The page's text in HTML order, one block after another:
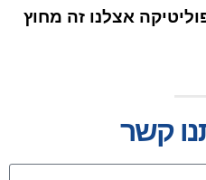
אצלנו זה מחוץ
קשר